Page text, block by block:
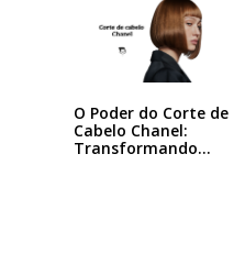
O Poder do Corte de
Cabelo Chanel:
Transformando